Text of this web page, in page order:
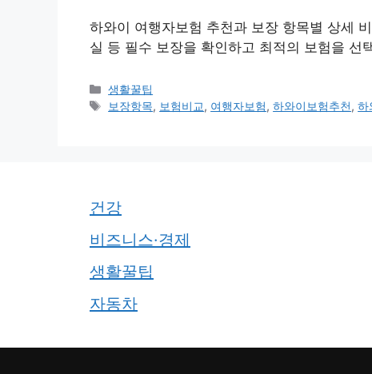
하와이 여행자보험 추천과 보장 항목별 상세
실 등 필수 보장을 확인하고 최적의 보험을 선
카
테
생활꿀팁
태
보장항목, 보험비교, 여행자보험,하와이보험추천,하
건강
비즈니스·경제
생활꿀팁
자동차